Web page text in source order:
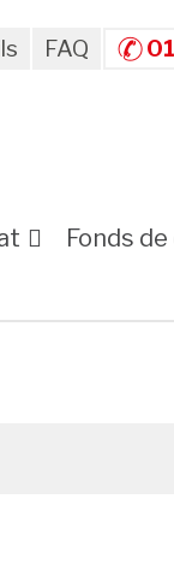
FAQ
Fonds